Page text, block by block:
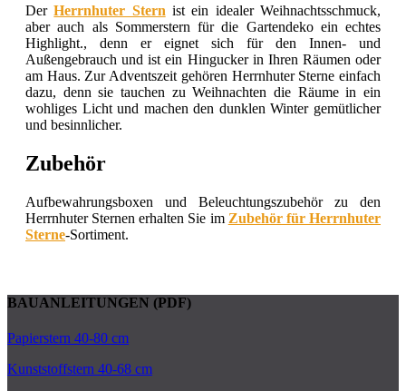
DerHerrnhuter Stern ist ein idealer Weihnachtsschmuck,
aber auch als Sommerstern für die Gartendeko ein echtes
Highlight., denn er eignet sich für den Innen- und
Außengebrauch und ist ein Hingucker in Ihren Räumen oder
am Haus. Zur Adventszeit gehören Herrnhuter Sterne einfach
dazu, denn sie tauchen zu Weihnachten die Räume in ein
wohliges Licht und machen den dunklen Winter gemütlicher
und besinnlicher.
Zubehör
Aufbewahrungsboxen und Beleuchtungszubehör zu den
Herrnhuter Sternen erhalten Sie im Zubehör für Herrnhuter
Sterne-Sortiment.
BAUANLEITUNGEN (PDF)
Papierstern 40-80 cm
Kunststoffstern 40-68 cm